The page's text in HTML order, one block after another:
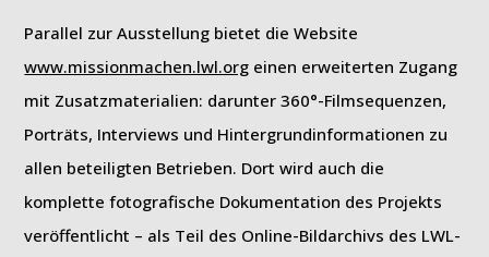
Parallel zur Ausstellung bietet die Website
www.missionmachen.lwl.org einen erweiterten Zugang
mit Zusatzmaterialien: darunter 360°-Filmsequenzen,
Porträts, Interviews und Hintergrundinformationen zu
allen beteiligten Betrieben. Dort wird auch die
komplette fotografische Dokumentation des Projekts
veröffentlicht – als Teil des Online-Bildarchivs des LWL-